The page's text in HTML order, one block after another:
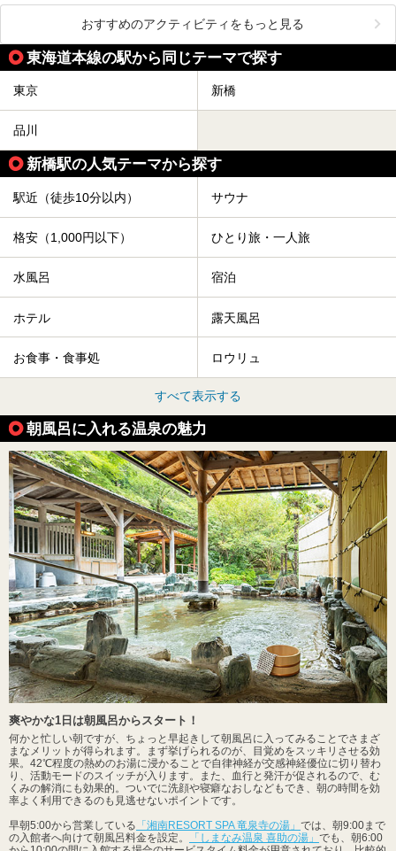
おすすめのアクティビティをもっと見る
東海道本線の駅から同じテーマで探す
東京 新橋
品川
新橋駅の人気テーマから探す
駅近（徒歩10分以内） サウナ
格安（1,000円以下） ひとり旅・一人旅
水風呂 宿泊
ホテル 露天風呂
お食事・食事処 ロウリュ
すべて表示する
朝風呂に入れる温泉の魅力
爽やかな1日は朝風呂からスタート！
何かと忙しい朝ですが、ちょっと早起きして朝風呂に入ってみることでさまざ
まなメリットが得られます。まず挙げられるのが、目覚めをスッキリさせる効
果。42℃程度の熱めのお湯に浸かることで自律神経が交感神経優位に切り替わ
り、活動モードのスイッチが入ります。また、血行と発汗が促されるので、む
くみの解消にも効果的。ついでに洗顔や寝癖なおしなどもでき、朝の時間を効
率よく利用できるのも見逃せないポイントです。
早朝5:00から営業している 「湘南RESORT SPA 竜泉寺の湯」 では、朝9:00まで
の入館者へ向けて朝風呂料金を設定。
「しまなみ温泉 喜助の湯」 でも、朝6:00